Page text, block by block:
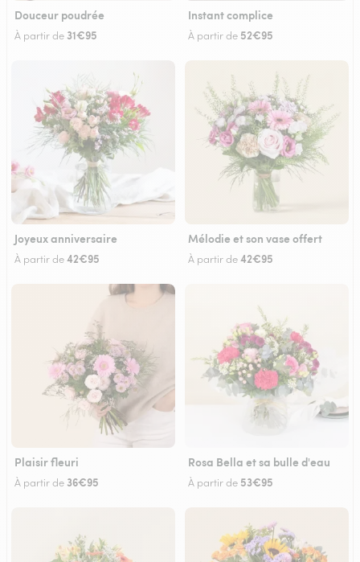
Douceur poudrée
À partir de 31€95
Instant complice
À partir de 52€95
Joyeux anniversaire
À partir de42€95
Mélodie et son vase offert
À partir de42€95
Plaisir fleuri
À partir de 36€95
Rosa Bella et sa bulle d'eau
À partir de 53€95